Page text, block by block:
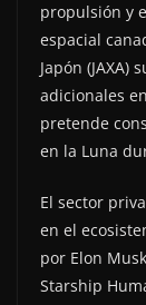
propulsión y
espacial
Japón
adicionales
pretende
en la Luna
El sector
en el
por Elon
Starship